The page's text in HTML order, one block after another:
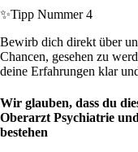
✨Tipp Nummer 4
Bewirb dich direkt über
Chancen, gesehen zu
deine Erfahrungen klar
Wir glauben, dass du
Oberarzt Psychiatrie
bestehen